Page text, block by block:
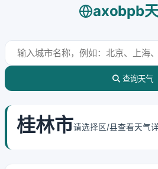
axobpb
查询天气
桂林市请选择区/县查看天气